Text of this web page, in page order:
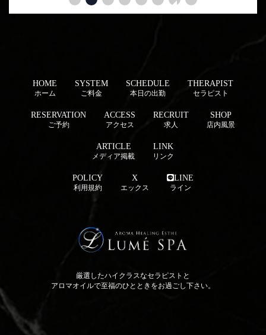
HOME
ホーム
SYSTEM
ご料金
SCHEDULE
本日の出勤
THERAPIST
セラピスト
RESERVATION
ご予約
ACCESS
アクセス
RECRUIT
求人
SHOP
店内風景
ARTICLE
メディア掲載
LINK
リンク
POLICY
利用規約
X
エックス
LINE
ライン
厳選したハイクラスなセラピストと
アロマオイルで至福のひとときをお過ごし下さい。